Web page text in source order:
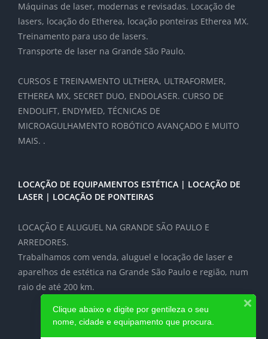
Máquinas de laser, modernas e revisadas. Locação de
lasers, locação do Etherea, locação ponteiras Etherea MX.
Treinamento para uso de lasers.
Transporte de laser na Grande São Paulo.
CURSOS E TREINAMENTO ULTHERA, ULTRAFORMER,
ETHEREA MX, SECRET DUO, ENDOLASER. CURSO DE
ENDOLIFT, ENDYMED, TÉCNICAS DE
MICROAGULHAMENTO ROBÓTICO AVANÇADO E MUITO
MAIS. .
LOCAÇÃO DE EQUIPAMENTOS ESTÉTICA | LOCAÇÃO DE
LASER | LOCAÇÃO DE PONTEIRAS
LOCAÇÃO E ALUGUEL NA GRANDE SÃO PAULO E
ARREDORES.
Trabalhamos com venda, aluguel e locação de laser e
aparelhos de estética na Grande São Paulo e região, num
raio de até 200 km.
Clique abaixo e digite por gentileza o seu
nome, cidade e equipamento que procura.